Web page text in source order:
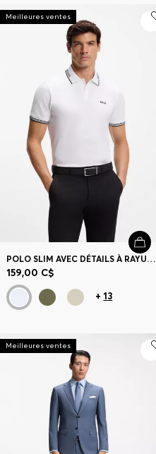
Meilleures ventes
POLO SLIM AVEC DÉTAILS À RAYURES CONTRASTANTES
159,00 C$
+13
Meilleures ventes